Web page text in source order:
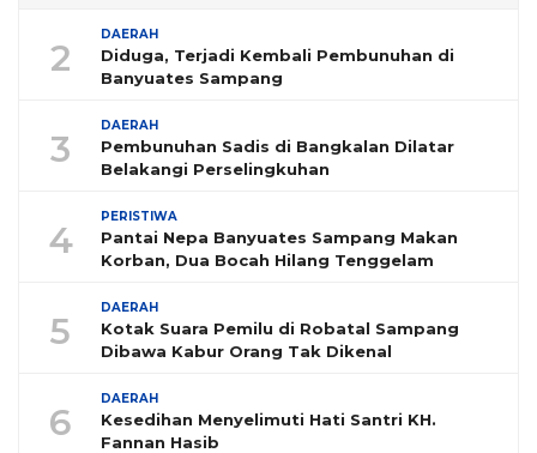
2
DAERAH
Diduga, Terjadi Kembali Pembunuhan di
Banyuates Sampang
3
DAERAH
Pembunuhan Sadis di Bangkalan Dilatar
Belakangi Perselingkuhan
4
PERISTIWA
Pantai Nepa Banyuates Sampang Makan
Korban, Dua Bocah Hilang Tenggelam
5
DAERAH
Kotak Suara Pemilu di Robatal Sampang
Dibawa Kabur Orang Tak Dikenal
6
DAERAH
Kesedihan Menyelimuti Hati Santri KH.
Fannan Hasib